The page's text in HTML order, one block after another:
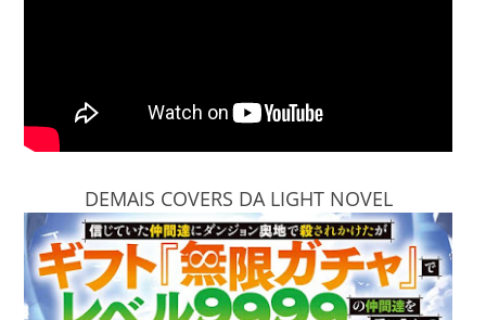
DEMAIS COVERS DA LIGHT NOVEL